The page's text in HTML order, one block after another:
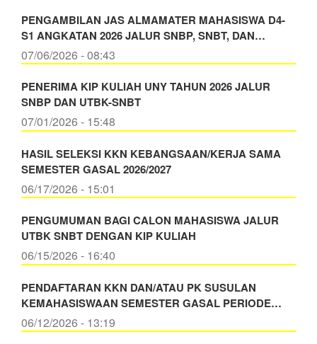
PENGAMBILAN JAS ALMAMATER MAHASISWA D4-
S1 ANGKATAN 2026 JALUR SNBP, SNBT, DAN…
07/06/2026 - 08:43
PENERIMA KIP KULIAH UNY TAHUN 2026 JALUR
SNBP DAN UTBK-SNBT
07/01/2026 - 15:48
HASIL SELEKSI KKN KEBANGSAAN/KERJA SAMA
SEMESTER GASAL 2026/2027
06/17/2026 - 15:01
PENGUMUMAN BAGI CALON MAHASISWA JALUR
UTBK SNBT DENGAN KIP KULIAH
06/15/2026 - 16:40
PENDAFTARAN KKN DAN/ATAU PK SUSULAN
KEMAHASISWAAN SEMESTER GASAL PERIODE…
06/12/2026 - 13:19